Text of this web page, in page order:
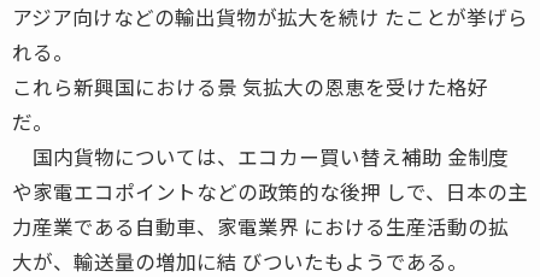
アジア向けなどの輸出貨物が拡大を続け たことが挙げら
れる。
これら新興国における景 気拡大の恩恵を受けた格好
だ。
国内貨物については、エコカー買い替え補助 金制度
や家電エコポイントなどの政策的な後押 しで、日本の主
力産業である自動車、家電業界 における生産活動の拡
大が、輸送量の増加に結 びついたもようである。